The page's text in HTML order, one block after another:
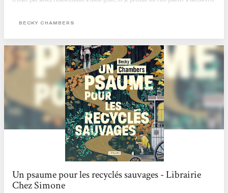
).C’était aussi une grande première pour moi car j’avais beau entendre souvent
BECKY CHAMBERS
Un psaume pour les recyclés sauvages - Librairie
Chez Simone